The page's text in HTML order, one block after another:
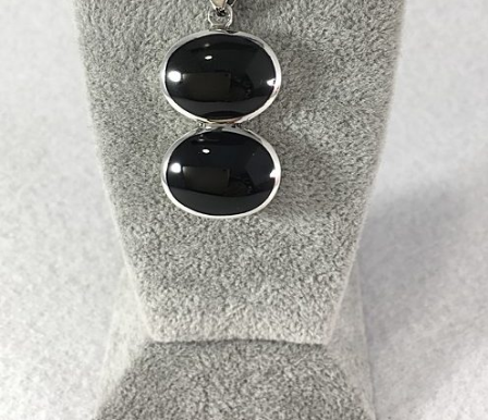
ESOTERISMO FÓSILES JOYAS METEORITOS
MINERALES
PRODUCTOS DE
CONSUMO